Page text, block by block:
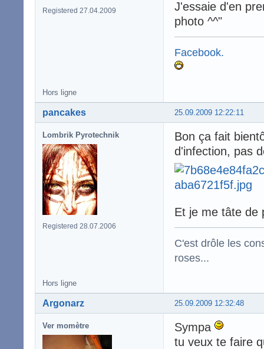
Registered 27.04.2009
J'essaie d'en
photo ^^"
Facebook.
Hors ligne
25.09.2009 12:22:11
pancakes
Lombrik Pyrotechnik
Registered 28.07.2006
Bon ça fait
d'infection, pas
Et je me tâte de
C'est drôle les
roses...
Hors ligne
25.09.2009 12:32:48
Argonarz
Ver momètre
Sympa
tu veux te faire